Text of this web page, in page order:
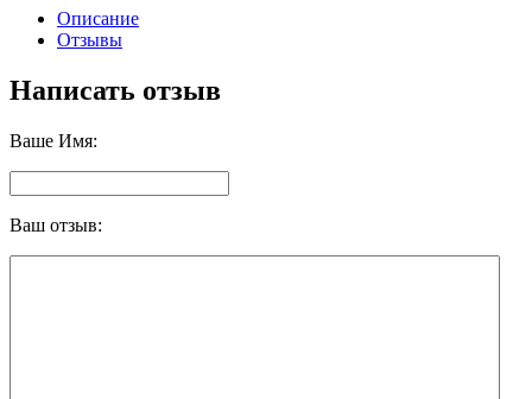
Описание
Отзывы
Написать отзыв
Ваше Имя:
Ваш отзыв: